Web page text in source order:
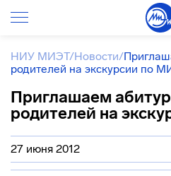
НИУ МИЭТ/Новости/
родителей на экскурсии по
Приглашаем
родителей на
27 июня 2012